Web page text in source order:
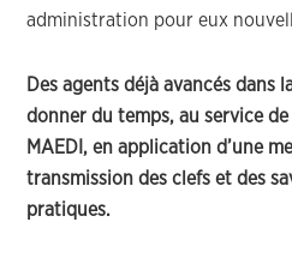
administration pour eux
Des agents déjà avancés dans
donner du temps, au service
MAEDI, en application d’une
transmission des clefs et des
pratiques.